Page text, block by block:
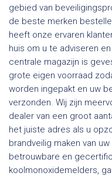
gebied van
de beste merken
heeft onze ervaren
huis om u te adviseren
centrale magazijn is
grote eigen voorraad
worden ingepakt en uw
verzonden. Wij zijn
dealer van een groot
het juiste adres als u
brandveilig maken van
betrouwbare en
koolmonoxidemelders,